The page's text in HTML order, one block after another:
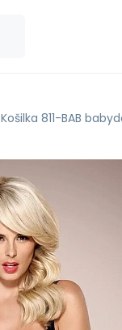
Košilka 811-BAB